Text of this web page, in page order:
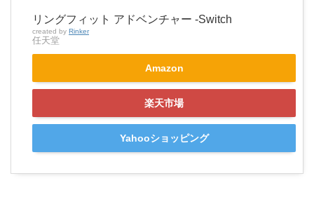
リングフィット アドベンチャー -Switch
created by Rinker
任天堂
Amazon
楽天市場
Yahooショッピング